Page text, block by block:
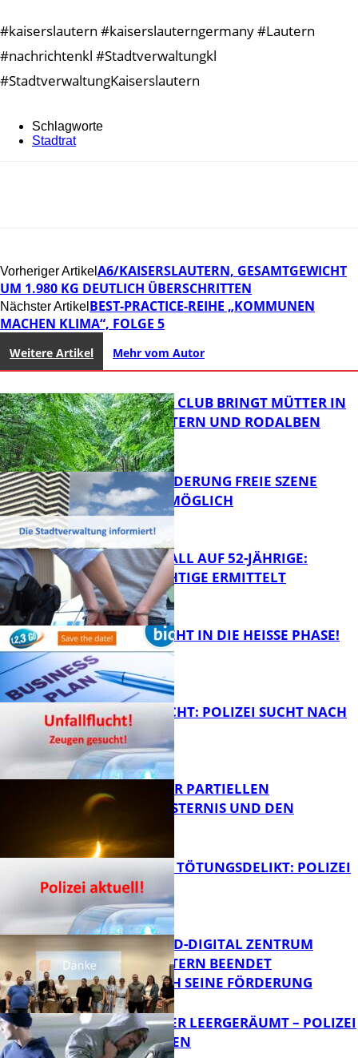
#kaiserslautern #kaiserslauterngermany #Lautern
#nachrichtenkl #Stadtverwaltungkl
#StadtverwaltungKaiserslautern
Schlagworte
Stadtrat
Vorheriger Artikel A6/KAISERSLAUTERN, GESAMTGEWICHT
UM 1.980 KG DEUTLICH ÜBERSCHRITTEN
Nächster Artikel BEST-PRACTICE-REIHE „KOMMUNEN
MACHEN KLIMA“, FOLGE 5
Weitere Artikel Mehr vom Autor
FB News
NEUER MOM CLUB BRINGT MÜTTER IN
KAISERSLAUTERN UND RODALBEN
ZUSAMMEN
FB Kultur
PROJEKTFÖRDERUNG FREIE SZENE
WEITERHIN MÖGLICH
FB News
RAUBÜBERFALL AUF 52-JÄHRIGE:
TATVERDÄCHTIGE ERMITTELT
1,2,3 GO® GEHT IN DIE HEISSE PHASE!
UNFALLFLUCHT: POLIZEI SUCHT NACH
ZEUGEN
VORTRAG ZUR PARTIELLEN
SONNENFINSTERNIS UND DEN
PERSEIDEN
FB News
VERSUCHTES TÖTUNGSDELIKT: POLIZEI
ERMITTELT
MITTELSTAND-DIGITAL ZENTRUM
KAISERSLAUTERN BEENDET
ERFOLGREICH SEINE FÖRDERUNG
TRANSPORTER LEERGERÄUMT – POLIZEI
SUCHT ZEUGEN